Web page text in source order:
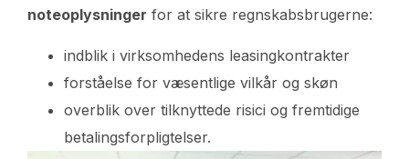
noteoplysninger for at sikre regnskabsbrugerne:
indblik i virksomhedens leasingkontrakter
forståelse for væsentlige vilkår og skøn
overblik over tilknyttede risici og fremtidige
betalingsforpligtelser.